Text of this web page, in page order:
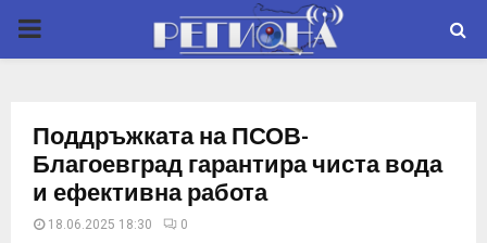
P
M
Поддръжката на ПСОВ-
Благоевград гарантира чиста вода
и ефективна работа
18.06.2025 18:30 0